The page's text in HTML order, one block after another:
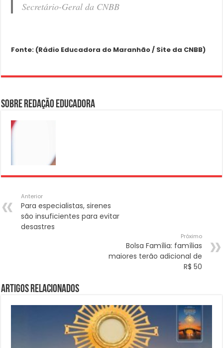
Secretário-Geral da CNBB
Fonte: (Rádio Educadora do Maranhão / Site da CNBB)
Sobre Redação Educadora
Anterior
Para especialistas, sirenes
são insuficientes para evitar
desastres
Próximo
Bolsa Família: famílias
maiores terão adicional de
R$ 50
Artigos Relacionados